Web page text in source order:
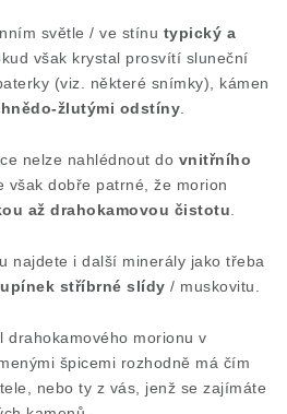
světle / ve stínu typický a
však krystal prosvítí sluneční
(viz. některé snímky), kámen
žlutými odstíny
nelze nahlédnout do vnitřního
však dobře patrné, že morion
až drahokamovou čistotu
najdete i další minerály jako třeba
stříbrné slídy / muskovitu.
drahokamového morionu v
špicemi rozhodně má čím
nebo ty z vás, jenž se zajímáte